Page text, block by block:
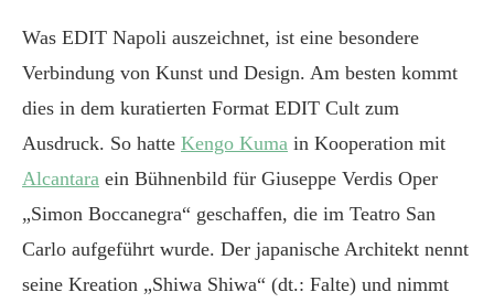
Was EDIT Napoli auszeichnet, ist eine besondere
Verbindung von Kunst und Design. Am besten kommt
dies in dem kuratierten Format EDIT Cult zum
Ausdruck. So hatte Kengo Kuma in Kooperation mit
Alcantara ein Bühnenbild für Giuseppe Verdis Oper
„Simon Boccanegra“ geschaffen, die im Teatro San
Carlo aufgeführt wurde. Der japanische Architekt nennt
seine Kreation „Shiwa Shiwa“ (dt.: Falte) und nimmt